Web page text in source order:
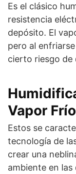
Es el clásico
resistencia
depósito. El
pero al
cierto riesgo de
Vapor Frío
Estos se
tecnología de
crear una
ambiente en